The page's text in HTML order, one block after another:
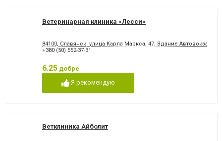
Ветеринарная клиника «Лесси»
84100, Славянск, улица Карла Маркса, 47, Здание Автовокзал, 2
+380 (50) 552-37-31
6.25 добре
Я рекомендую
Ветклиника Айболит